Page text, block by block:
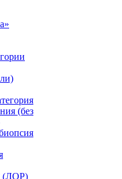
(без
(ЛОР)